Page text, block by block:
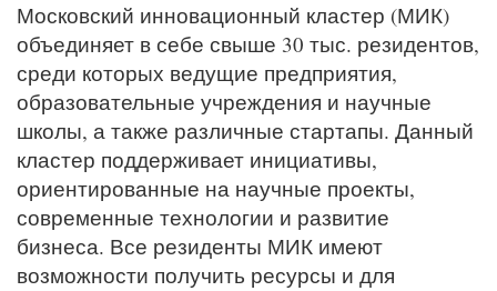
Московский инновационный кластер (МИК)
объединяет в себе свыше 30 тыс. резидентов,
среди которых ведущие предприятия,
образовательные учреждения и научные
школы, а также различные стартапы. Данный
кластер поддерживает инициативы,
ориентированные на научные проекты,
современные технологии и развитие
бизнеса. Все резиденты МИК имеют
возможности получить ресурсы и для